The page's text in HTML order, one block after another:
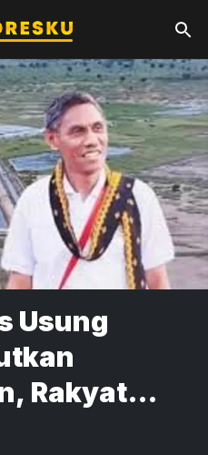
Usung
Rakyat
Ragu Pilih